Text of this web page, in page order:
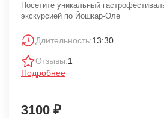
Посетите уникальный
экскурсией по Йошкар-Оле
Длительность:13:30
Отзывы:1
Подробнее
3100 ₽